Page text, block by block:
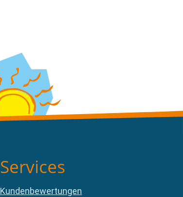
Services
Kundenbewertungen